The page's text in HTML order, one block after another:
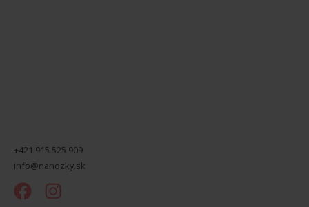
+421 915 525 909
info@nanozky.sk